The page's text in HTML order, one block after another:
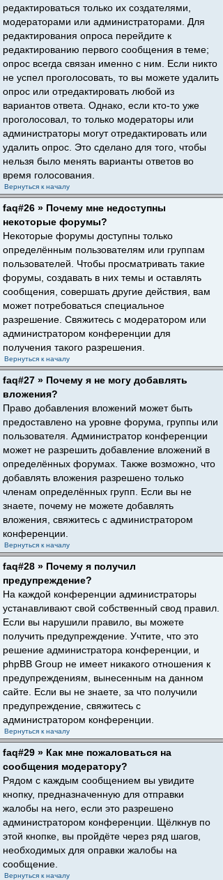
редактироваться только их создателями,
модераторами или администраторами. Для
редактирования опроса перейдите к
редактированию первого сообщения в теме;
опрос всегда связан именно с ним. Если никто
не успел проголосовать, то вы можете удалить
опрос или отредактировать любой из
вариантов ответа. Однако, если кто-то уже
проголосовал, то только модераторы или
администраторы могут отредактировать или
удалить опрос. Это сделано для того, чтобы
нельзя было менять варианты ответов во
время голосования.
Вернуться к началу
faq#26 » Почему мне недоступны
некоторые форумы?
Некоторые форумы доступны только
определённым пользователям или группам
пользователей. Чтобы просматривать такие
форумы, создавать в них темы и оставлять
сообщения, совершать другие действия, вам
может потребоваться специальное
разрешение. Свяжитесь с модератором или
администратором конференции для
получения такого разрешения.
Вернуться к началу
faq#27 » Почему я не могу добавлять
вложения?
Право добавления вложений может быть
предоставлено на уровне форума, группы или
пользователя. Администратор конференции
может не разрешить добавление вложений в
определённых форумах. Также возможно, что
добавлять вложения разрешено только
членам определённых групп. Если вы не
знаете, почему не можете добавлять
вложения, свяжитесь с администратором
конференции.
Вернуться к началу
faq#28 » Почему я получил
предупреждение?
На каждой конференции администраторы
устанавливают свой собственный свод правил.
Если вы нарушили правило, вы можете
получить предупреждение. Учтите, что это
решение администратора конференции, и
phpBB Group не имеет никакого отношения к
предупреждениям, вынесенным на данном
сайте. Если вы не знаете, за что получили
предупреждение, свяжитесь с
администратором конференции.
Вернуться к началу
faq#29 » Как мне пожаловаться на
сообщения модератору?
Рядом с каждым сообщением вы увидите
кнопку, предназначенную для отправки
жалобы на него, если это разрешено
администратором конференции. Щёлкнув по
этой кнопке, вы пройдёте через ряд шагов,
необходимых для оправки жалобы на
сообщение.
Вернуться к началу